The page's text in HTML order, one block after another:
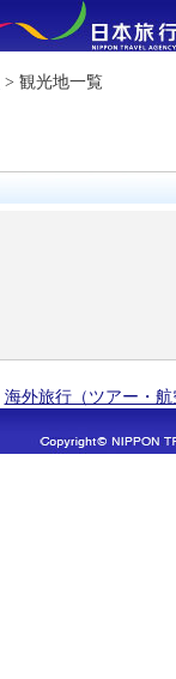
> 観光地一覧
海外旅行（ツアー・航